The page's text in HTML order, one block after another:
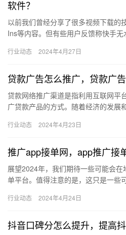
软件？
以前我们曾经分享了很多视频下载的
Ins等内容。但有些用户反馈称快手
手、抖…
行业动态 2024年4月27日
贷款广告怎么推广，贷款广
贷款网络推广渠道是指利用互联网平
广贷款产品的方式。随着经济的发展
市场中…
行业动态 2024年4月23日
推广app接单网，app推广接
展望2024年，我们期待一些可能会
单平台。值得注意的是，这只是一些
微。…
行业动态 2024年4月24日
抖音口碑分怎么提升，提高